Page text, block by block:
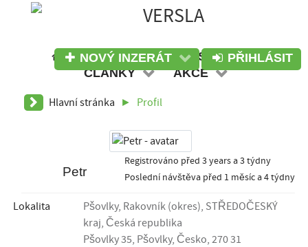
INZERÁTY
DISKUZE
ČLÁNKY
AKCE
NOVÝ INZERÁT PŘIHLÁSIT
Hlavní stránka Profil
Registrováno před 3 years a 3 týdny
Poslední návštěva před 1 měsíc a 4 týdny
Petr
Lokalita
Pšovlky, Rakovník (okres), STŘEDOČESKÝ
kraj, Česká republika
Pšovlky 35, Pšovlky, Česko, 270 31